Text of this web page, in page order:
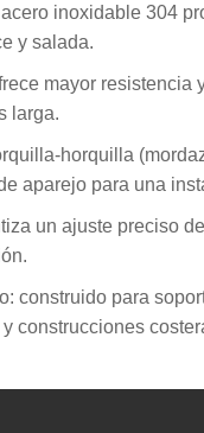
inoxidable 304
y salada.
mayor
larga.
horquilla
aparejo para una
un ajuste preciso
construido para
construcciones